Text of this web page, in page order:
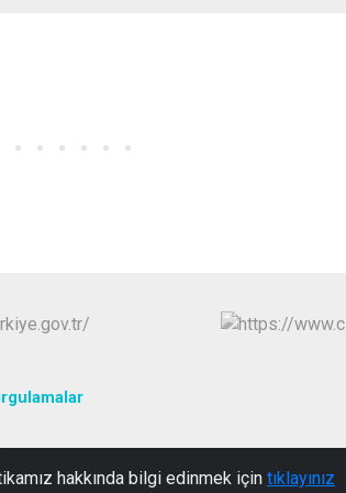
hakkında bilgi edinmek için tıklayınız